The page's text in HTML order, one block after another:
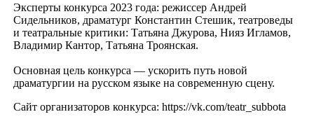
Эксперты конкурса 2023 года: режиссер Андрей
Сидельников, драматург Константин Стешик, театроведы
и театральные критики: Татьяна Джурова, Нияз Игламов,
Владимир Кантор, Татьяна Троянская.
Основная цель конкурса — ускорить путь новой
драматургии на русском языке на современную сцену.
Сайт организаторов конкурса: https://vk.com/teatr_subbota